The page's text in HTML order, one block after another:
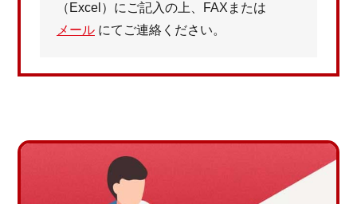
（Excel）にご記入の上、FAXまたは
メールにてご連絡ください。